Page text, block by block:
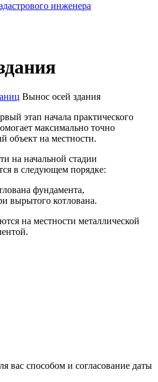
инженера
Вынос осей здания
этап начала практического
максимально точно
объект на местности.
на начальной стадии
в следующем порядке:
фундамента,
вырытого котлована.
на местности металлической
вас способом и согласование даты